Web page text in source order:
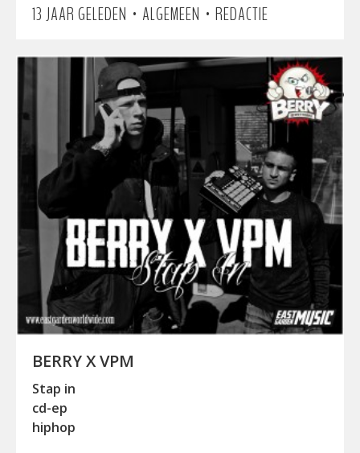
13 JAAR GELEDEN • ALGEMEEN • REDACTIE
BERRY X VPM
Stap in
cd-ep
hiphop